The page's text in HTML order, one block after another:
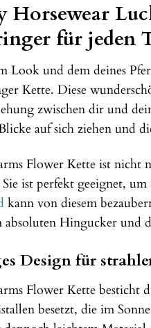
Horsewear
für jeden
Look und dem deines
Kette. Diese
zwischen dir und
auf sich ziehen und
Flower Kette ist nicht
ist perfekt geeignet,
kann von diesem
Hingucker und
Design für
Flower Kette besticht
besetzt, die im